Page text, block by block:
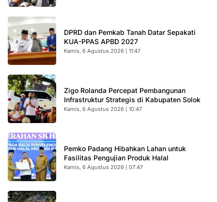
DPRD dan Pemkab Tanah Datar Sepakati
KUA-PPAS APBD 2027
Kamis, 6 Agustus 2026 | 11:47
Zigo Rolanda Percepat Pembangunan
Infrastruktur Strategis di Kabupaten Solok
Kamis, 6 Agustus 2026 | 10:47
Pemko Padang Hibahkan Lahan untuk
Fasilitas Pengujian Produk Halal
Kamis, 6 Agustus 2026 | 07:47